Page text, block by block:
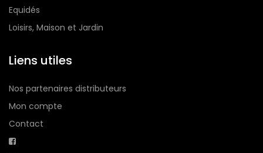
Equidés
Loisirs, Maison et Jardin
Liens utiles
Nos partenaires distributeurs
Mon compte
Contact